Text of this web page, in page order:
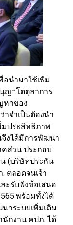
อนำมาใช้เพิ่ม
ญาโตตุลาการ
หาของ
าจำเป็นต้องนำ
มประสิทธิภาพ
จึงได้มีการพัฒนา
ส่วน ประกอบ
(บริษัทประกัน
ตลอดจนเจ้า
ะรับฟังข้อเสนอ
พร้อมทั้งได้
าระบบเพิ่มเติม
นักงาน คปภ. ได้